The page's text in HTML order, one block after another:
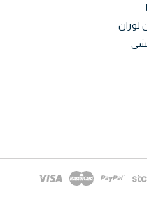
لوران